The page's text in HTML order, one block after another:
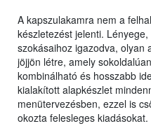
A kapszulakamra nem a
készletezést jelenti.
szokásaihoz igazodva, olyan
jöjjön létre, amely
kombinálható és hosszabb
kialakított alapkészlet
menütervezésben, ezzel is
okozta felesleges kiadásokat.